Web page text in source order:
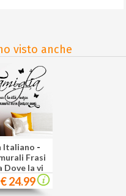
visto anche
Italiano -
Frasi
Dove la vi
€ 24.99